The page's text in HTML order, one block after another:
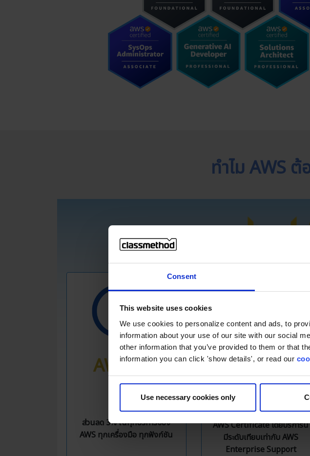
Consent
This website uses cookies
We use cookies to personalize content and ads, to
information about your use of our site with our social
other information that you’ve provided to them or that
information you can click 'show details', or read our
Use necessary cookies only
ทำไม AWS
AWS 3%
OFF
ส่วนลด 3% ในทุกบริการของ
AWS ทุกเครื่องมือ ทุกฟังก์ชัน
Free Technical
Support
Free Technical Support มี
ถึงสี่ภาษา ทั้งไทย อังกฤษ ญี่ปุ่น
และเกาหลี จากทีมงานวิศวกรที่มี
AWS Certificate โดยบริการนี้
มีระดับเทียบเท่ากับ AWS
Enterprise Support